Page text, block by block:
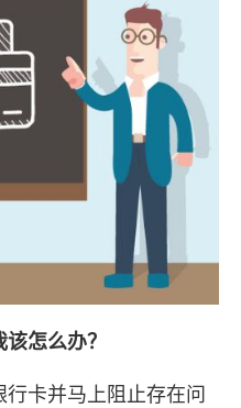
怎么办？
卡并马上阻止存在问